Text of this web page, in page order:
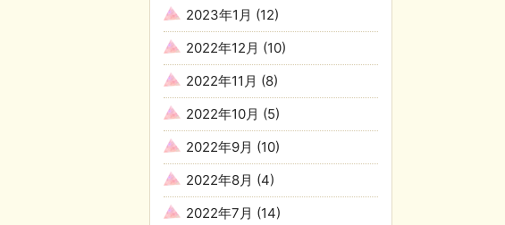
2023年1月 (12)
2022年12月 (10)
2022年11月 (8)
2022年10月 (5)
2022年9月 (10)
2022年8月 (4)
2022年7月 (14)